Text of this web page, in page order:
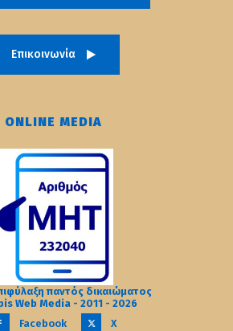
Επικοινωνία
ONLINE MEDIA
παντός δικαιώματος
Web Media - 2011 - 2026
Facebook
X